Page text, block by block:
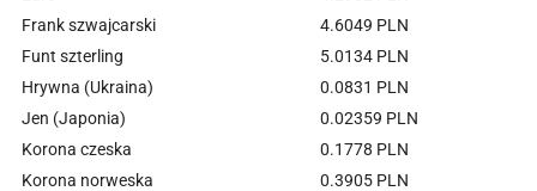
Frank szwajcarski
4.6049 PLN
Funt szterling
5.0134 PLN
Hrywna (Ukraina)
0.0831 PLN
Jen (Japonia)
0.02359 PLN
Korona czeska
0.1778 PLN
Korona norweska
0.3905 PLN